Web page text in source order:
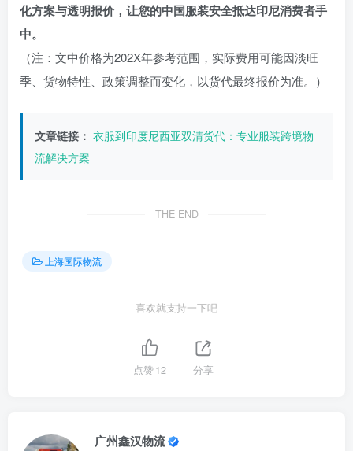
化方案与透明报价，让您的中国服装安全抵达印尼消费者手
中。
（注：文中价格为202X年参考范围，实际费用可能因淡旺
季、货物特性、政策调整而变化，以货代最终报价为准。）
文章链接： 衣服到印度尼西亚双清货代：专业服装跨境物
流解决方案
THE END
上海国际物流
喜欢就支持一下吧
点赞12 分享
广州鑫汉物流